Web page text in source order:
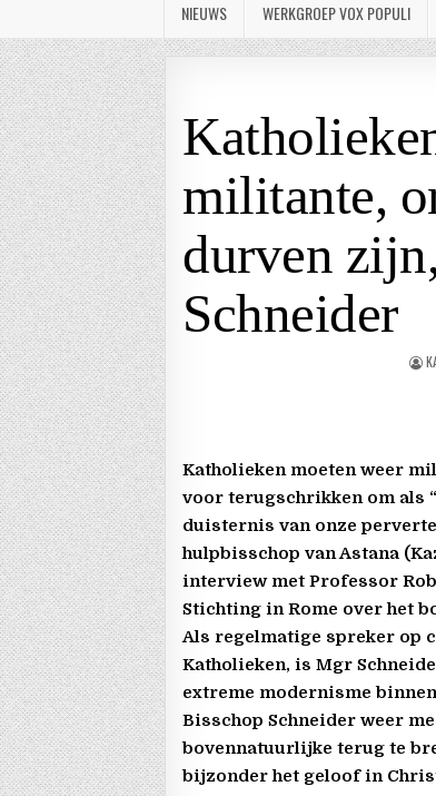
NIEUWS WERKGROEP VOX POPULI
militante,
durven
Schneider
Katholieken moeten weer
voor terugschrikken om als
duisternis van onze
hulpbisschop van Astana
interview met Professor
Stichting in Rome over het
Als regelmatige spreker op
Katholieken, is Mgr
extreme modernisme
Bisschop Schneider weer
bovennatuurlijke terug te
bijzonder het geloof in